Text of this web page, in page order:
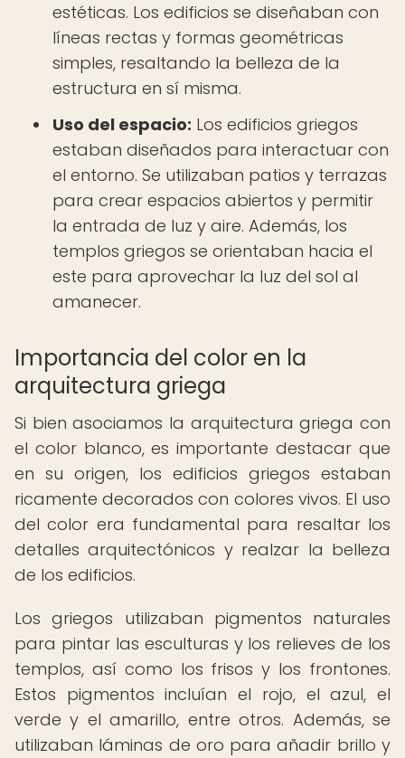
estéticas. Los edificios se diseñaban con
líneas rectas y formas geométricas
simples, resaltando la belleza de la
estructura en sí misma.
Uso del espacio: Los edificios griegos
estaban diseñados para interactuar con
el entorno. Se utilizaban patios y terrazas
para crear espacios abiertos y permitir
la entrada de luz y aire. Además, los
templos griegos se orientaban hacia el
este para aprovechar la luz del sol al
amanecer.
Importancia del color en la
arquitectura griega
Si bien asociamos la arquitectura griega con
el color blanco, es importante destacar que
en su origen, los edificios griegos estaban
ricamente decorados con colores vivos. El uso
del color era fundamental para resaltar los
detalles arquitectónicos y realzar la belleza
de los edificios.
Los griegos utilizaban pigmentos naturales
para pintar las esculturas y los relieves de los
templos, así como los frisos y los frontones.
Estos pigmentos incluían el rojo, el azul, el
verde y el amarillo, entre otros. Además, se
utilizaban láminas de oro para añadir brillo y